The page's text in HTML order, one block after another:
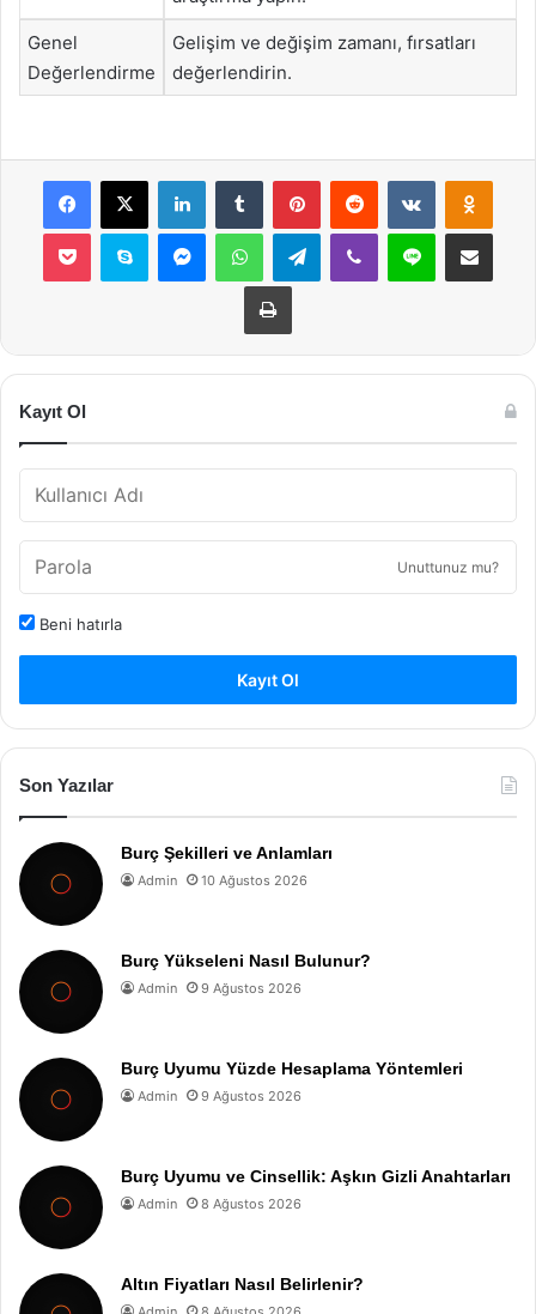
Genel
Değerlendirme
Gelişim ve değişim zamanı, fırsatları
değerlendirin.
Facebook
X LinkedInTumblr PinterestReddit VKontakte
Pocket Skype MessengerWhatsAppTelegramViber Line E-Posta ile
Yazdır
Kayıt Ol
Unuttunuz mu?
Beni hatırla
Kayıt Ol
Son Yazılar
Burç Şekilleri ve Anlamları
Admin 10 Ağustos 2026
Burç Yükseleni Nasıl Bulunur?
Admin 9 Ağustos 2026
Burç Uyumu Yüzde Hesaplama Yöntemleri
Admin 9 Ağustos 2026
Burç Uyumu ve Cinsellik: Aşkın Gizli Anahtarları
Admin 8 Ağustos 2026
Altın Fiyatları Nasıl Belirlenir?